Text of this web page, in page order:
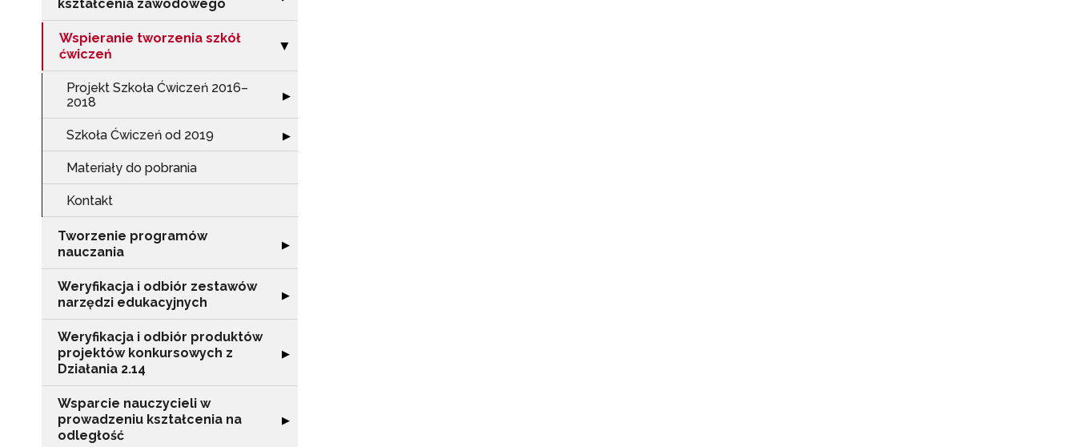
kształcenia zawodowego
Wspieranie tworzenia szkół
ćwiczeń
Zwiń sekcję "Wspieranie tworzenia szkół ćwiczeń"
▶
Projekt Szkoła Ćwiczeń 2016–
2018
Rozwiń sekcję "Projekt Szkoła Ćwiczeń 2016–2018"
▶
Szkoła Ćwiczeń od 2019 Rozwiń sekcję "Szkoła Ćwiczeń od 2019"
▶
Materiały do pobrania
Kontakt
Tworzenie programów
nauczania
Rozwiń sekcję "Tworzenie programów nauczania"
▶
Weryfikacja i odbiór zestawów
narzędzi edukacyjnych
Rozwiń sekcję "Weryfikacja i odbiór zestawów narzędzi edukacyjnych"
▶
Weryfikacja i odbiór produktów
projektów konkursowych z
Działania 2.14
Rozwiń sekcję "Weryfikacja i odbiór produktów projektów konkursowych z Działania 2.14"
▶
Wsparcie nauczycieli w
prowadzeniu kształcenia na
odległość
Rozwiń sekcję "Wsparcie nauczycieli w prowadzeniu kształcenia na odległość"
▶